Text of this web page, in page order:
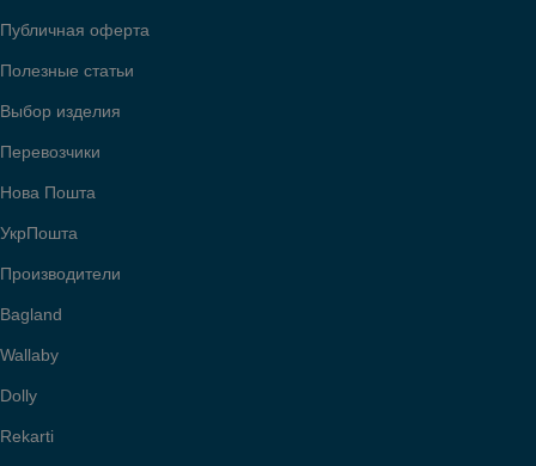
Публичная оферта
Полезные статьи
Выбор изделия
Перевозчики
Нова Пошта
УкрПошта
Производители
Bagland
Wallaby
Dolly
Rekarti